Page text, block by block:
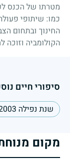
מטרתו של הכנס
כמו: שיתופי
החינוך ובתחום
הקולומביה וזוכה
סיפורי חיים
שנת נפילה 2003
מקום